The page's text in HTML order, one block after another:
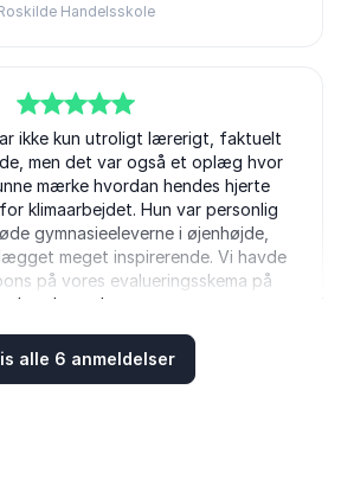
Handelsskole
ikke kun utroligt lærerigt, faktuelt
men det var også et oplæg hvor
mærke hvordan hendes hjerte
klimaarbejdet. Hun var personlig
gymnasieeleverne i øjenhøjde,
meget inspirerende. Vi havde
på vores evalueringsskema på
hendes oplæg.
Alberte
alle 6 anmeldelser